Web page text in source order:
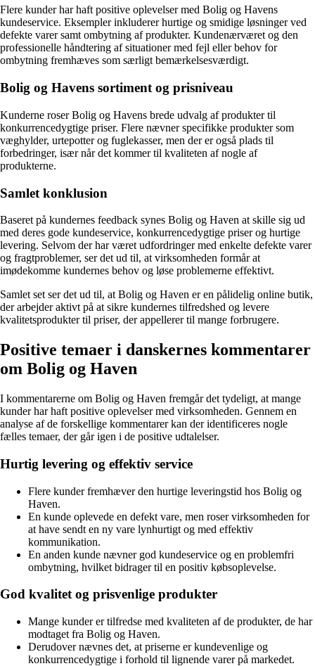
Flere kunder har haft positive oplevelser med Bolig og Havens
kundeservice. Eksempler inkluderer hurtige og smidige løsninger ved
defekte varer samt ombytning af produkter. Kundenærværet og den
professionelle håndtering af situationer med fejl eller behov for
ombytning fremhæves som særligt bemærkelsesværdigt.
Bolig og Havens sortiment og prisniveau
Kunderne roser Bolig og Havens brede udvalg af produkter til
konkurrencedygtige priser. Flere nævner specifikke produkter som
væghylder, urtepotter og fuglekasser, men der er også plads til
forbedringer, især når det kommer til kvaliteten af nogle af
produkterne.
Samlet konklusion
Baseret på kundernes feedback synes Bolig og Haven at skille sig ud
med deres gode kundeservice, konkurrencedygtige priser og hurtige
levering. Selvom der har været udfordringer med enkelte defekte varer
og fragtproblemer, ser det ud til, at virksomheden formår at
imødekomme kundernes behov og løse problemerne effektivt.
Samlet set ser det ud til, at Bolig og Haven er en pålidelig online butik,
der arbejder aktivt på at sikre kundernes tilfredshed og levere
kvalitetsprodukter til priser, der appellerer til mange forbrugere.
Positive temaer i danskernes kommentarer
om Bolig og Haven
I kommentarerne om Bolig og Haven fremgår det tydeligt, at mange
kunder har haft positive oplevelser med virksomheden. Gennem en
analyse af de forskellige kommentarer kan der identificeres nogle
fælles temaer, der går igen i de positive udtalelser.
Hurtig levering og effektiv service
Flere kunder fremhæver den hurtige leveringstid hos Bolig og
Haven.
En kunde oplevede en defekt vare, men roser virksomheden for
at have sendt en ny vare lynhurtigt og med effektiv
kommunikation.
En anden kunde nævner god kundeservice og en problemfri
ombytning, hvilket bidrager til en positiv købsoplevelse.
God kvalitet og prisvenlige produkter
Mange kunder er tilfredse med kvaliteten af de produkter, de har
modtaget fra Bolig og Haven.
Derudover nævnes det, at priserne er kundevenlige og
konkurrencedygtige i forhold til lignende varer på markedet.